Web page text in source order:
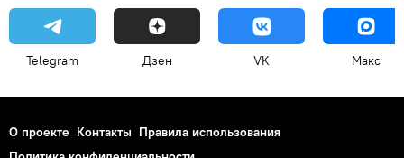
Telegram Дзен VK Макс
О проекте Контакты Правила использования